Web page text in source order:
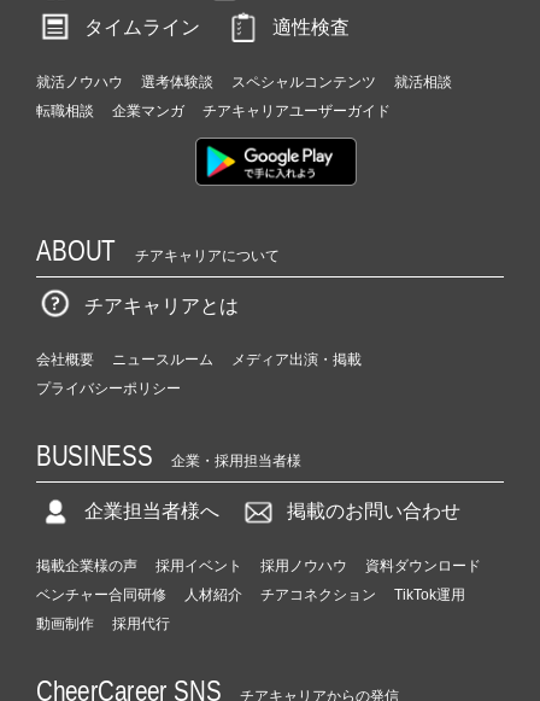
タイムライン
適性検査
就活ノウハウ 選考体験談 スペシャルコンテンツ
就活相談
転職相談
企業マンガ チアキャリアユーザーガイド
ABOUT チアキャリアについて
チアキャリアとは
会社概要 ニュースルーム
メディア出演・掲載
プライバシーポリシー
BUSINESS 企業・採用担当者様
企業担当者様へ 掲載のお問い合わせ
掲載企業様の声 採用イベント 採用ノウハウ
資料ダウンロード
ベンチャー合同研修
人材紹介 チアコネクション
TikTok運用
動画制作
採用代行
CheerCareer SNS チアキャリアからの発信